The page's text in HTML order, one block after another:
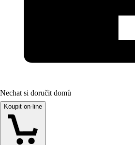
Nechat si doručit domů
Koupit on-line